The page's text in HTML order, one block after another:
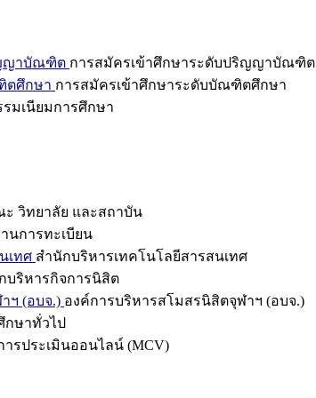
ญาบัณฑิต การสมัครเข้าศึกษาระดับปริญญาบัณฑิต
ตศึกษา การสมัครเข้าศึกษาระดับบัณฑิตศึกษา
รมเนียมการศึกษา
วิทยาลัย และสถาบัน
นการทะเบียน
เทศ สำนักบริหารเทคโนโลยีสารสนเทศ
บริหารกิจการนิสิต
ฯ (อบจ.) องค์การบริหารสโมสรนิสิตจุฬาฯ (อบจ.)
กษาทั่วไป
ารประเมินออนไลน์ (MCV)